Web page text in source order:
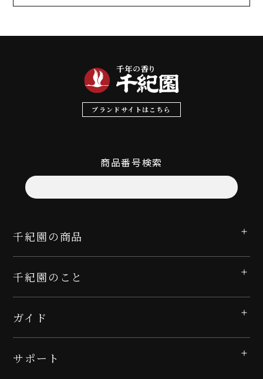
ブランドサイトはこちら
商品番号検索
千紀園の商品
千紀園のこと
ガイド
サポート